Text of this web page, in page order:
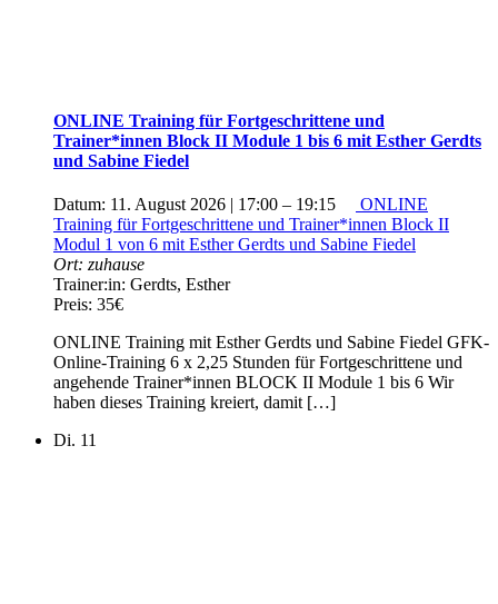
ONLINE Training für Fortgeschrittene und
Trainer*innen Block II Module 1 bis 6 mit Esther Gerdts
und Sabine Fiedel
Datum: 11. August 2026 | 17:00 – 19:15
ONLINE
Training für Fortgeschrittene und Trainer*innen Block II
Modul 1 von 6 mit Esther Gerdts und Sabine Fiedel
Ort: zuhause
Trainer:in: Gerdts, Esther
Preis: 35€
ONLINE Training mit Esther Gerdts und Sabine Fiedel GFK-
Online-Training 6 x 2,25 Stunden für Fortgeschrittene und
angehende Trainer*innen BLOCK II Module 1 bis 6 Wir
haben dieses Training kreiert, damit […]
Di. 11